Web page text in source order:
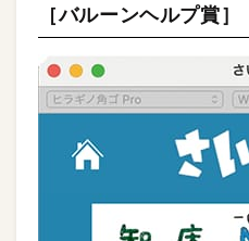
［バルーンヘルプ賞］